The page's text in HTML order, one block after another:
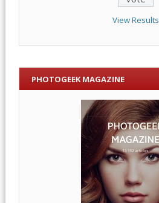
View Results
PHOTOGEEK MAGAZINE